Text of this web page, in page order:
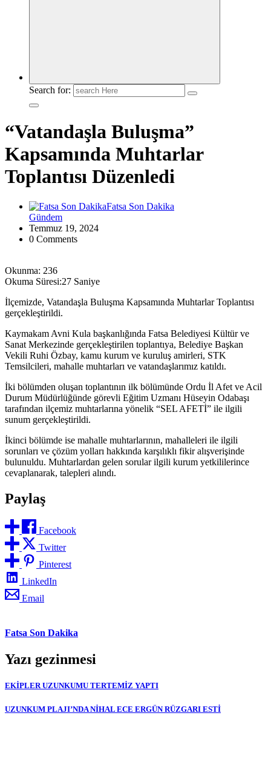
Search for:
“Vatandaşla Buluşma”
Kapsamında Muhtarlar
Toplantısı Düzenledi
Fatsa Son Dakika
Gündem
Temmuz 19, 2024
0 Comments
Okunma: 236
Okuma Süresi:27 Saniye
İlçemizde, Vatandaşla Buluşma Kapsamında Muhtarlar Toplantısı
gerçekleştirildi.
Kaymakam Avni Kula başkanlığında Fatsa Belediyesi Kültür ve
Sanat Merkezinde gerçekleştirilen toplantıya, Belediye Başkan
Vekili Ruhi Özbay, kamu kurum ve kuruluş amirleri, STK
Temsilcileri, mahalle muhtarları ve vatandaşlarımız katıldı.
İki bölümden oluşan toplantının ilk bölümünde Ordu İl Afet ve Acil
Durum Müdürlüğünde görevli Eğitim Uzmanı Hüseyin Odabaşı
tarafından ilçemiz muhtarlarına yönelik “SEL AFETİ” ile ilgili
sunum gerçekleştirildi.
İkinci bölümde ise mahalle muhtarlarının, mahalleleri ile ilgili
sorunları ve çözüm yolları hakkında karşılıklı fikir alışverişinde
bulunuldu. Muhtarlardan gelen sorular ilgili kurum yetkililerince
cevaplanarak, talepleri alındı.
Paylaş
Facebook
Twitter
Pinterest
LinkedIn
Email
Fatsa Son Dakika
Yazı gezinmesi
EKİPLER UZUNKUMU TERTEMİZ YAPTI
UZUNKUM PLAJI’NDA NİHAL ECE ERGÜN RÜZGARI ESTİ